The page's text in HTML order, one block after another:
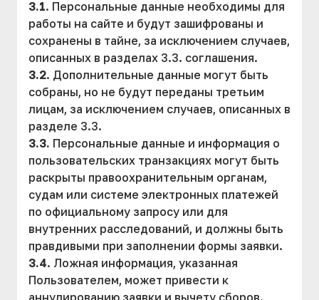
3.1. Персональные данные необходимы для
работы на сайте и будут зашифрованы и
сохранены в тайне, за исключением случаев,
описанных в разделах 3.3. соглашения.
3.2. Дополнительные данные могут быть
собраны, но не будут переданы третьим
лицам, за исключением случаев, описанных в
разделе 3.3.
3.3. Персональные данные и информация о
пользовательских транзакциях могут быть
раскрыты правоохранительным органам,
судам или системе электронных платежей
по официальному запросу или для
внутренних расследований, и должны быть
правдивыми при заполнении формы заявки.
3.4. Ложная информация, указанная
Пользователем, может привести к
аннулированию заявки и вычету сборов.